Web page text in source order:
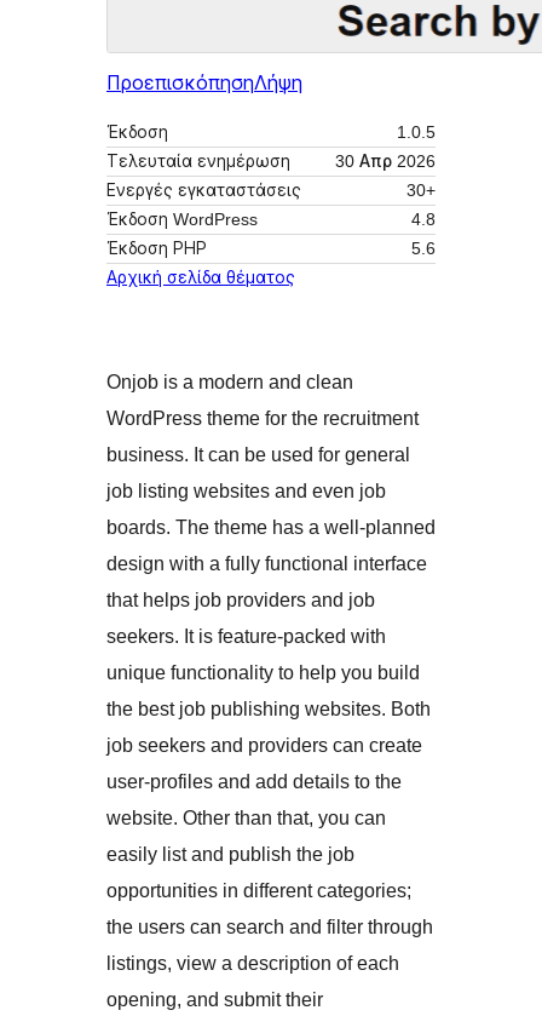
ΠροεπισκόπησηΛήψη
Έκδοση
1.0.5
Τελευταία ενημέρωση
30 Απρ 2026
Ενεργές εγκαταστάσεις
30+
Έκδοση WordPress
4.8
Έκδοση ΡΗΡ
5.6
Αρχική σελίδα θέματος
Onjob is a modern and clean
WordPress theme for the recruitment
business. It can be used for general
job listing websites and even job
boards. The theme has a well-planned
design with a fully functional interface
that helps job providers and job
seekers. It is feature-packed with
unique functionality to help you build
the best job publishing websites. Both
job seekers and providers can create
user-profiles and add details to the
website. Other than that, you can
easily list and publish the job
opportunities in different categories;
the users can search and filter through
listings, view a description of each
opening, and submit their